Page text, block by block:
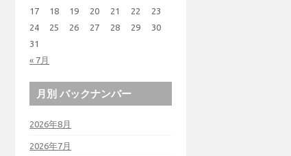
« 7月
17
18 19 20 21 22
23
24
25 26 27 28 29
30
31
月別 バックナンバー
2026年8月
2026年7月